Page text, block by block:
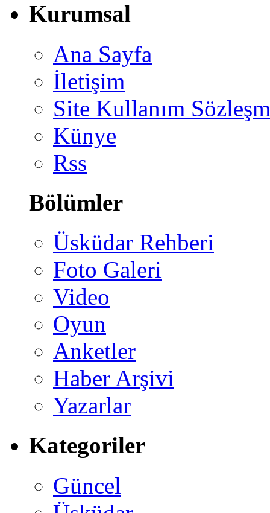
Kurumsal
Ana Sayfa
İletişim
Site Kullanım
Künye
Rss
Bölümler
Üsküdar Rehberi
Foto Galeri
Video
Oyun
Anketler
Haber Arşivi
Yazarlar
Kategoriler
Güncel